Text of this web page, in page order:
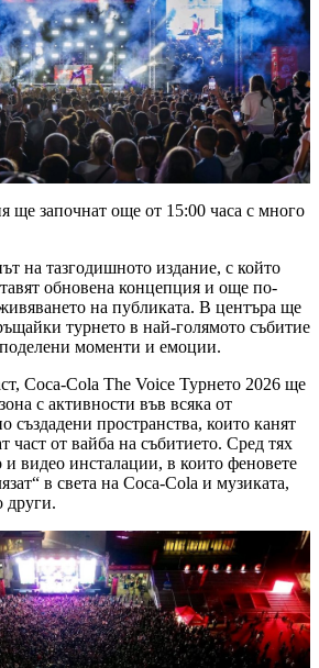
ще започнат още от 15:00 часа с много
на тазгодишното издание, с който
обновена концепция и още по-
на публиката. В центъра ще
турнето в най-голямото събитие
моменти и емоции.
Coca-Cola The Voice Турнето 2026 ще
с активности във всяка от
създадени пространства, които канят
част от вайба на събитието. Сред тях
видео инсталации, в които феновете
в света на Coca-Cola и музиката,
други.